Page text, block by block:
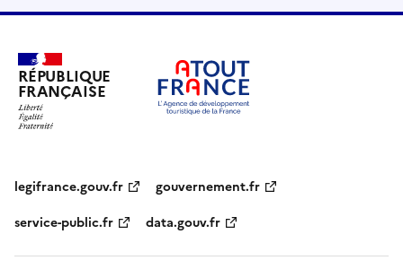
RÉPUBLIQUE
FRANÇAISE
legifrance.gouv.fr
gouvernement.fr
service-public.fr
data.gouv.fr